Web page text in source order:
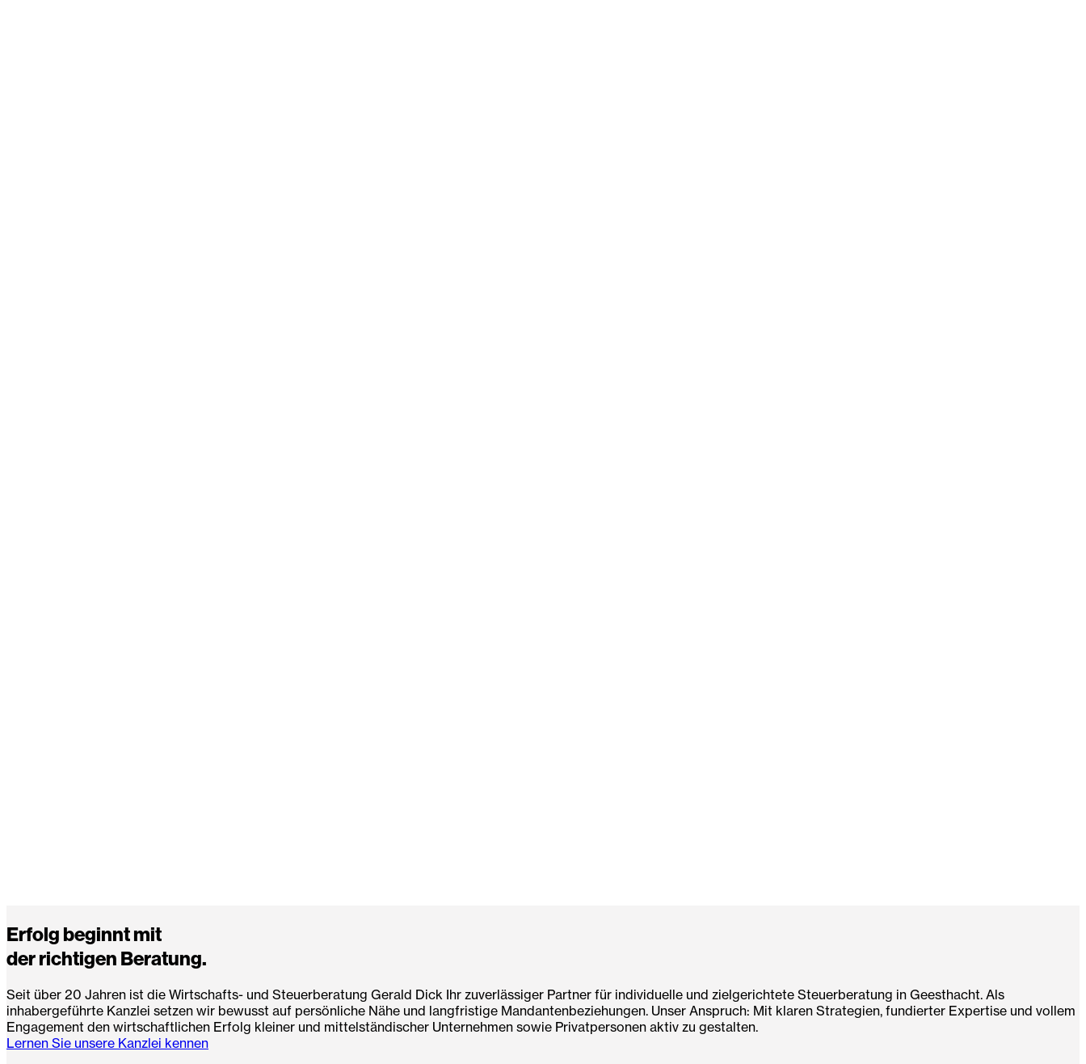
Erfolg beginnt mit
der richtigen Beratung.
Seit über 20 Jahren ist die Wirtschafts- und Steuerberatung Gerald Dick Ihr zuverlässiger Partner für individuelle und zielgerichtete Steuerberatung in Geesthacht. Als
inhabergeführte Kanzlei setzen wir bewusst auf persönliche Nähe und langfristige Mandantenbeziehungen. Unser Anspruch: Mit klaren Strategien, fundierter Expertise und vollem
Engagement den wirtschaftlichen Erfolg kleiner und mittelständischer Unternehmen sowie Privatpersonen aktiv zu gestalten.
Lernen Sie unsere Kanzlei kennen